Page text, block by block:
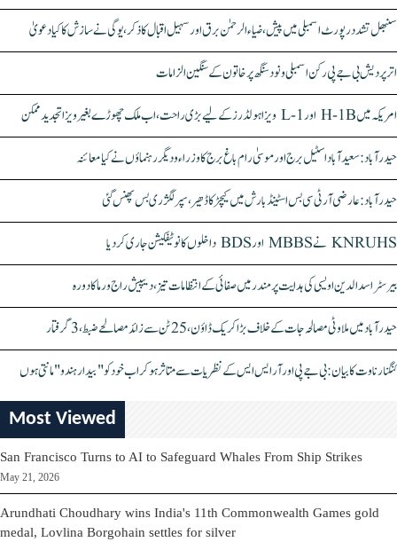
سنبھل تشدد رپورٹ اسمبلی میں پیش، ضیاء الرحمٰن برق اور سہیل اقبال کا ذکر، یوگی نے سازش کا کیا دعویٰ
اتر پردیش بی جے پی رکن اسمبلی ونود سنگھ پر خاتون کے سنگین الزامات
امریکہ میں H-1B اور L-1 ویزا ہولڈرز کے لیے بڑی راحت، اب ملک چھوڑے بغیر ویزا تجدید ممکن
حیدرآباد: سعیدآباد اسٹیل برج اور موسیٰ رام باغ برج کا وزراء و دیگر رہنماؤں نے کیا معائنہ
حیدرآباد: عارضی آر ٹی سی بس اسٹینڈ بارش میں کیچڑ کا ڈھیر، سپر لگژری بس پھنس گئی
KNRUHS نے MBBS اور BDS داخلوں کا نوٹیفکیشن جاری کر دیا
بیرسٹر اسدالدین اویسی کی ہدایت پر مندر میں صفائی کے انتظامات تیز، دیپیش راج ورما کا دورہ
حیدرآباد میں ملاوٹی مصالحہ جات کے خلاف بڑا کریک ڈاؤن، 25 ٹن سے زائد مصالحے ضبط، 3 گرفتار
کنگنا رناوت کا بیان: بی جے پی اور آر ایس ایس کے نظریات سے متاثر ہو کر اب خود کو "بیدار ہندو" مانتی ہوں
Most Viewed
San Francisco Turns to AI to Safeguard Whales From Ship Strikes
May 21, 2026
Arundhati Choudhary wins India's 11th Commonwealth Games gold
medal, Lovlina Borgohain settles for silver